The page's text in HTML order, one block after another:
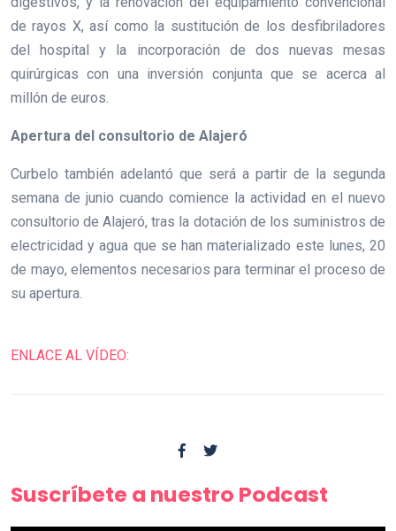
de rayos X, así como la sustitución de los desfibriladores
del hospital y la incorporación de dos nuevas mesas
quirúrgicas con una inversión conjunta que se acerca al
millón de euros.
Apertura del consultorio de Alajeró
Curbelo también adelantó que será a partir de la segunda
semana de junio cuando comience la actividad en el nuevo
consultorio de Alajeró, tras la dotación de los suministros de
electricidad y agua que se han materializado este lunes, 20
de mayo, elementos necesarios para terminar el proceso de
su apertura.
ENLACE AL VÍDEO:
Suscríbete a nuestro Podcast